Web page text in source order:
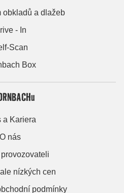
obkladů a dlažeb
- In
Scan
Box
a Kariera
O nás
nízkých cen
podmínky